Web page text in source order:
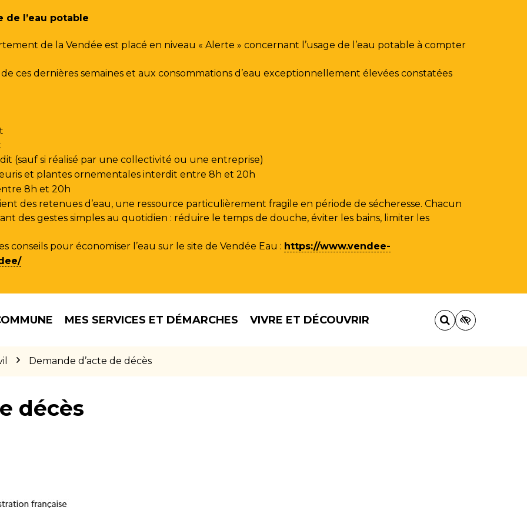
de l’eau potable
de la Vendée est placé en niveau « Alerte » concernant l’usage de l’eau potable à compter
ces dernières semaines et aux consommations d’eau exceptionnellement élevées constatées
(sauf si réalisé par une collectivité ou une entreprise)
et plantes ornementales interdit entre 8h et 20h
8h et 20h
des retenues d’eau, une ressource particulièrement fragile en période de sécheresse. Chacun
des gestes simples au quotidien : réduire le temps de douche, éviter les bains, limiter les
conseils pour économiser l’eau sur le site de Vendée Eau : https://www.vendee-
MES SERVICES ET DÉMARCHES VIVRE ET DÉCOUVRIR
Demande d’acte de décès
décès